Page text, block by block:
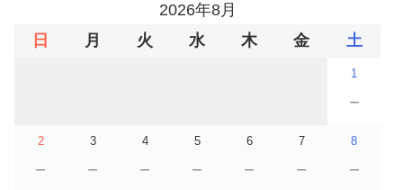
2026年8月
日
月 火 水 木 金 土
1
－
2
－
3
－
4
－
5
－
6
－
7
－
8
－